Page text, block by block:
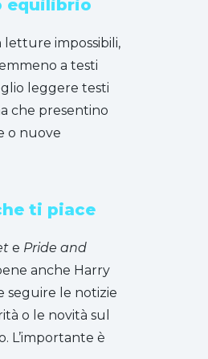
equilibrio
impossibili,
a testi
leggere testi
che presentino
o nuove
ti piace
e Pride and
anche Harry
seguire le notizie
o le novità sul
L’importante è